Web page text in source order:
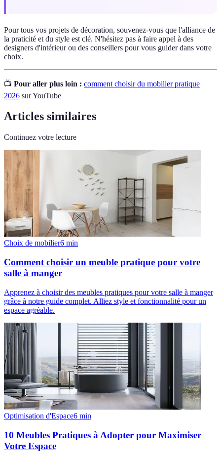
Pour tous vos projets de décoration, souvenez-vous que l'alliance de
la praticité et du style est clé. N'hésitez pas à faire appel à des
designers d'intérieur ou des conseillers pour vous guider dans votre
choix.
📺 Pour aller plus loin : comment choisir du mobilier pratique
2026 sur YouTube
Articles similaires
Continuez votre lecture
Choix de mobilier6 min
Comment choisir un meuble pratique pour votre
salle à manger
Apprenez à choisir des meubles pratiques pour votre salle à manger
grâce à notre guide complet. Alliez style et fonctionnalité pour un
espace agréable.
Optimisation d'Espace6 min
10 Meubles Pratiques à Adopter pour Maximiser
Votre Espace